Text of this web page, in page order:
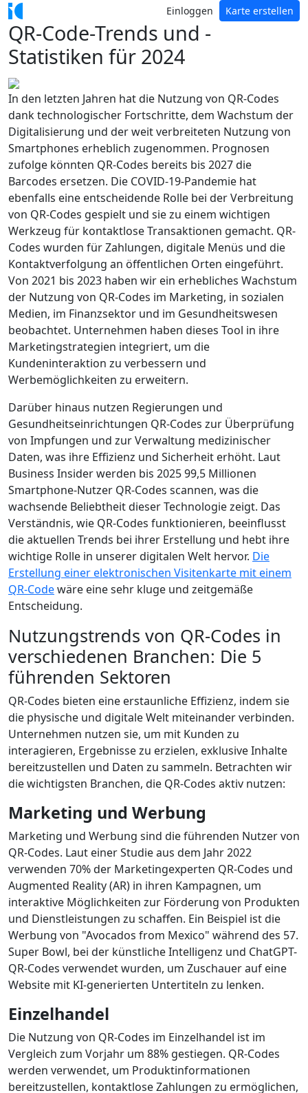
Einloggen Karte erstellen
QR-Code-Trends und -
Statistiken für 2024
In den letzten Jahren hat die Nutzung von QR-Codes
dank technologischer Fortschritte, dem Wachstum der
Digitalisierung und der weit verbreiteten Nutzung von
Smartphones erheblich zugenommen. Prognosen
zufolge könnten QR-Codes bereits bis 2027 die
Barcodes ersetzen. Die COVID-19-Pandemie hat
ebenfalls eine entscheidende Rolle bei der Verbreitung
von QR-Codes gespielt und sie zu einem wichtigen
Werkzeug für kontaktlose Transaktionen gemacht. QR-
Codes wurden für Zahlungen, digitale Menüs und die
Kontaktverfolgung an öffentlichen Orten eingeführt.
Von 2021 bis 2023 haben wir ein erhebliches Wachstum
der Nutzung von QR-Codes im Marketing, in sozialen
Medien, im Finanzsektor und im Gesundheitswesen
beobachtet. Unternehmen haben dieses Tool in ihre
Marketingstrategien integriert, um die
Kundeninteraktion zu verbessern und
Werbemöglichkeiten zu erweitern.
Darüber hinaus nutzen Regierungen und
Gesundheitseinrichtungen QR-Codes zur Überprüfung
von Impfungen und zur Verwaltung medizinischer
Daten, was ihre Effizienz und Sicherheit erhöht. Laut
Business Insider werden bis 2025 99,5 Millionen
Smartphone-Nutzer QR-Codes scannen, was die
wachsende Beliebtheit dieser Technologie zeigt. Das
Verständnis, wie QR-Codes funktionieren, beeinflusst
die aktuellen Trends bei ihrer Erstellung und hebt ihre
wichtige Rolle in unserer digitalen Welt hervor. Die
Erstellung einer elektronischen Visitenkarte mit einem
QR-Codewäre eine sehr kluge und zeitgemäße
Entscheidung.
Nutzungstrends von QR-Codes in
verschiedenen Branchen: Die 5
führenden Sektoren
QR-Codes bieten eine erstaunliche Effizienz, indem sie
die physische und digitale Welt miteinander verbinden.
Unternehmen nutzen sie, um mit Kunden zu
interagieren, Ergebnisse zu erzielen, exklusive Inhalte
bereitzustellen und Daten zu sammeln. Betrachten wir
die wichtigsten Branchen, die QR-Codes aktiv nutzen:
Marketing und Werbung
Marketing und Werbung sind die führenden Nutzer von
QR-Codes. Laut einer Studie aus dem Jahr 2022
verwenden 70% der Marketingexperten QR-Codes und
Augmented Reality (AR) in ihren Kampagnen, um
interaktive Möglichkeiten zur Förderung von Produkten
und Dienstleistungen zu schaffen. Ein Beispiel ist die
Werbung von "Avocados from Mexico" während des 57.
Super Bowl, bei der künstliche Intelligenz und ChatGPT-
QR-Codes verwendet wurden, um Zuschauer auf eine
Website mit KI-generierten Untertiteln zu lenken.
Einzelhandel
Die Nutzung von QR-Codes im Einzelhandel ist im
Vergleich zum Vorjahr um 88% gestiegen. QR-Codes
werden verwendet, um Produktinformationen
bereitzustellen, kontaktlose Zahlungen zu ermöglichen,